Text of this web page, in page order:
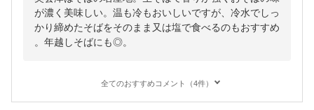
が濃く美味しい。温も冷もおいしいですが、冷水でしっ
かり締めたそばをそのまま又は塩で食べるのもおすすめ
。年越しそばにも◎。
全てのおすすめコメント（4件）